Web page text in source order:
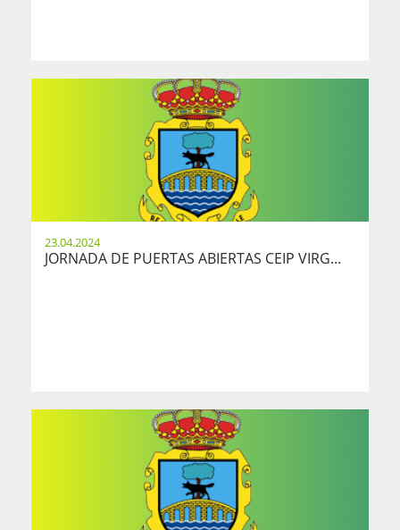
23.04.2024
JORNADA DE PUERTAS ABIERTAS CEIP VIRG...